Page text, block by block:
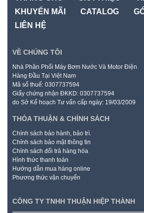
KHUYẾN MÃI
CATALOG
LIÊN HỆ
VỀ CHÚNG TÔI
Nhà Phân Phối Máy Bơm Nước Và Motor Điện
Hàng Đầu Tại Việt Nam
Mã số thuế: 0307737594
Giấy chứng nhận ĐKKD: 0307737594
do Sở Kế hoạch Tư vấn cấp ngày: 19/03/2009
THỎA THUẬN & CHÍNH SÁCH
Chính sách bảo hành, bảo trì.
Chính sách bảo mật thông tin
Chính sách đổi trả hàng hóa
Hình thức thanh toán
Hướng dẫn mua hàng online
Phương thức vận chuyển
CÔNG TY TNHH THUẬN HIỆP THÀNH